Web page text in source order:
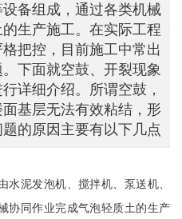
备组成，通过各类机械
生产施工。在实际工程
把控，目前施工中常出
下面就空鼓、开裂现象
详细介绍。所谓空鼓，
基层无法有效粘结，形
的原因主要有以下几点
泥发泡机、搅拌机、泵送机、
协同作业完成气泡轻质土的生产